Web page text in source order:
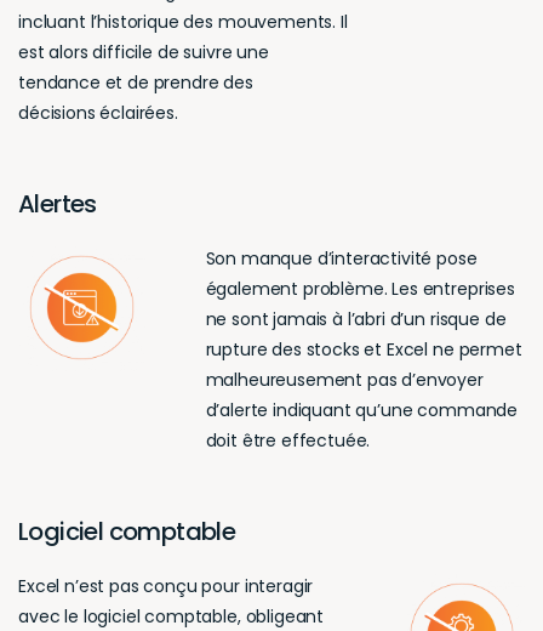
incluant l’historique des mouvements. Il
est alors difficile de suivre une
tendance et de prendre des
décisions éclairées.
Alertes
Son manque d’interactivité pose
également problème. Les entreprises
ne sont jamais à l’abri d’un risque de
rupture des stocks et Excel ne permet
malheureusement pas d’envoyer
d’alerte indiquant qu’une commande
doit être effectuée.
Logiciel comptable
Excel n’est pas conçu pour interagir
avec le logiciel comptable, obligeant